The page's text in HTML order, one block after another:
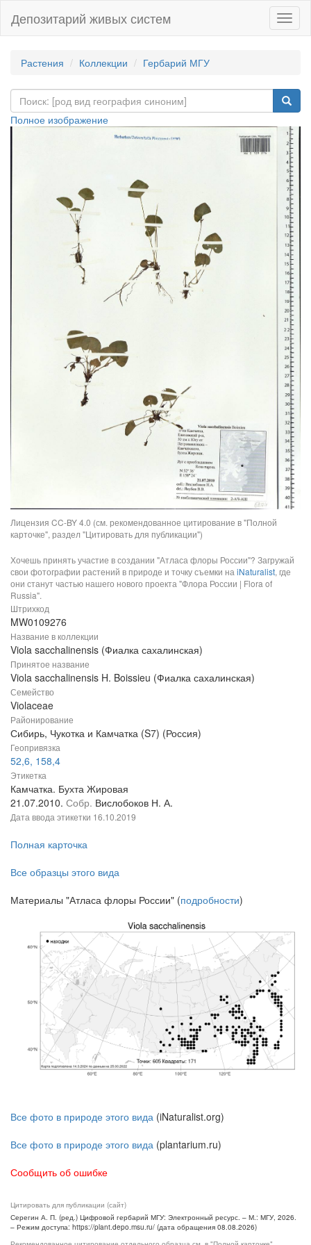
Депозитарий живых систем
Растения Коллекции Гербарий МГУ
Полное изображение
Лицензия CC-BY 4.0 (см. рекомендованное цитирование в "Полной
карточке", раздел "Цитировать для публикации")
Хочешь принять участие в создании "Атласа флоры России"? Загружай
свои фотографии растений в природе и точку съемки на iNaturalist, где
они станут частью нашего нового проекта "Флора России | Flora of
Russia".
Штрихкод
MW0109276
Название в коллекции
Viola sacchalinensis (Фиалка сахалинская)
Принятое название
Viola sacchalinensis H. Boissieu (Фиалка сахалинская)
Семейство
Violaceae
Районирование
Сибирь, Чукотка и Камчатка (S7) (Россия)
Геопривязка
52,6, 158,4
Этикетка
Камчатка. Бухта Жировая
21.07.2010. Собр. Вислобоков Н. А.
Дата ввода этикетки 16.10.2019
Полная карточка
Все образцы этого вида
Материалы "Атласа флоры России" (подробности)
Все фото в природе этого вида (iNaturalist.org)
Все фото в природе этого вида (plantarium.ru)
Сообщить об ошибке
Цитировать для публикации (сайт)
Серегин А. П. (ред.) Цифровой гербарий МГУ: Электронный ресурс. – М.: МГУ, 2026.
– Режим доступа: https://plant.depo.msu.ru/ (дата обращения 08.08.2026)